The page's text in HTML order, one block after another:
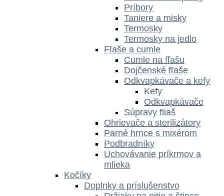
Príbory
Taniere a misky
Termosky
Termosky na jedlo
Fľaše a cumle
Cumle na fľašu
Dojčenské fľaše
Odkvapkávače a kefy
Kefy
Odkvapkávače
Súpravy fliaš
Ohrievače a sterilizátory
Parné hrnce s mixérom
Podbradníky
Uchovávanie príkrmov a
mlieka
Kočíky
Doplnky a príslušenstvo